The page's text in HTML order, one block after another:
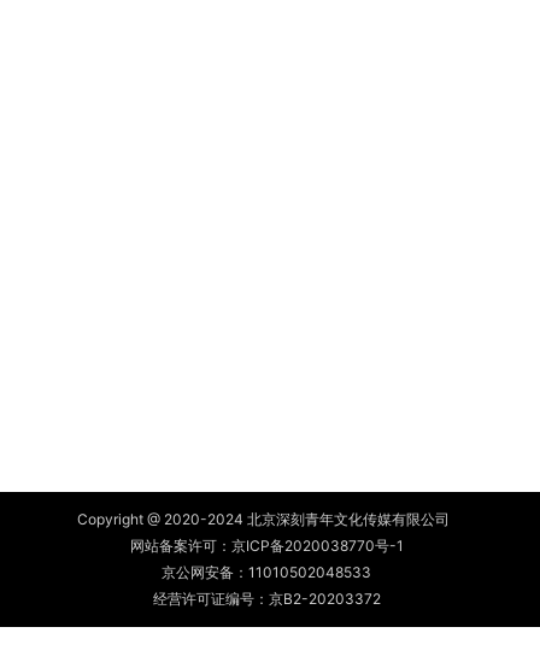
Copyright @ 2020-2024 北京深刻青年文化传媒有限公司
网站备案许可： 京ICP备2020038770号-1
京公网安备： 11010502048533
经营许可证编号：京B2-20203372